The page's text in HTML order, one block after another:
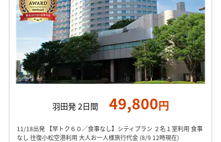
羽田発 2日間 49,800円
11/18出発 【早トク６０／食事なし】シティプラン ２名１室利用 食事
なし 往復小松空港利用 大人お一人様旅行代金 (8/9 12時現在)